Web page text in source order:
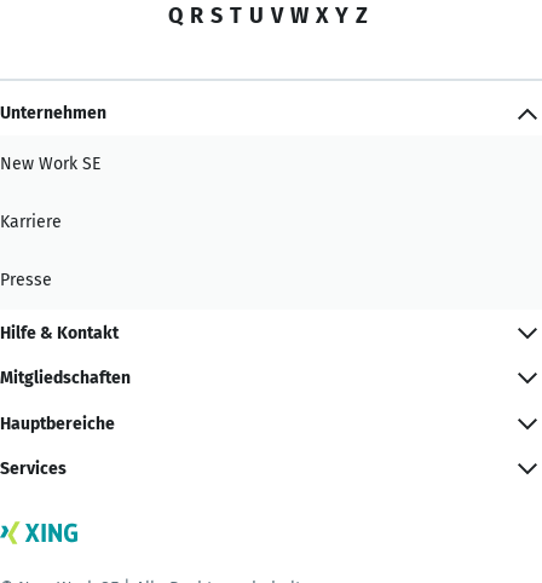
Q R S T U V W X Y Z
Unternehmen
New Work SE
Karriere
Presse
Hilfe & Kontakt
Mitgliedschaften
Hauptbereiche
Services